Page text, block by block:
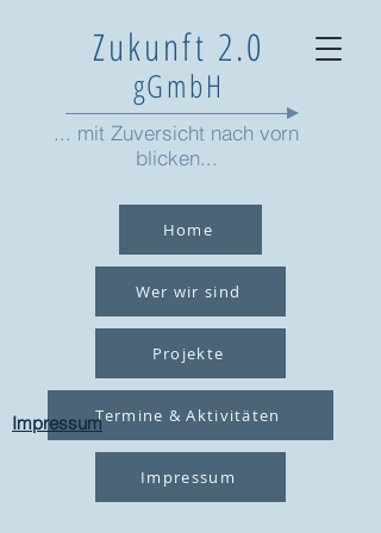
Zukunft 2.0
gGmbH
Home
Wer wir sind
Projekte
Termine & Aktivitäten
Impressum
... mit Zuversicht nach vorn
blicken...
Impressum